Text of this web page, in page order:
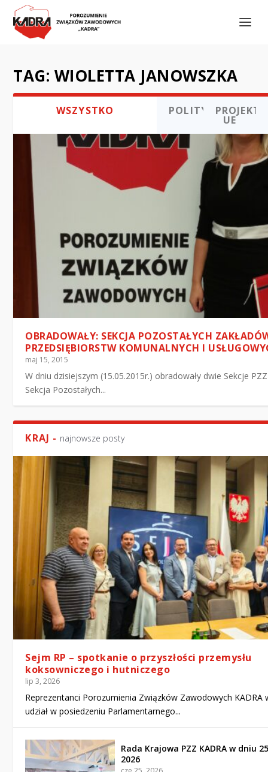
TAG: WIOLETTA JANOWSZKA
WSZYSTKO POLITYKAPROJEKTY
UE
OBRADOWAŁY: SEKCJA POZOSTAŁYCH
PRZEDSIĘBIORSTW KOMUNALNYCH I
maj 15, 2015
W dniu dzisiejszym (15.05.2015r.) obradowały dwie Sekcje
Sekcja Pozostałych...
KRAJ - najnowsze posty
Sejm RP – spotkanie o przyszłości przemysłu
koksowniczego i hutniczego
lip 3, 2026
Reprezentanci Porozumienia Związków Zawodowych KADRA
udział w posiedzeniu Parlamentarnego...
Rada Krajowa PZZ KADRA w dniu
2026